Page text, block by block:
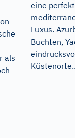
als
eine
Luxus.
Buchten,